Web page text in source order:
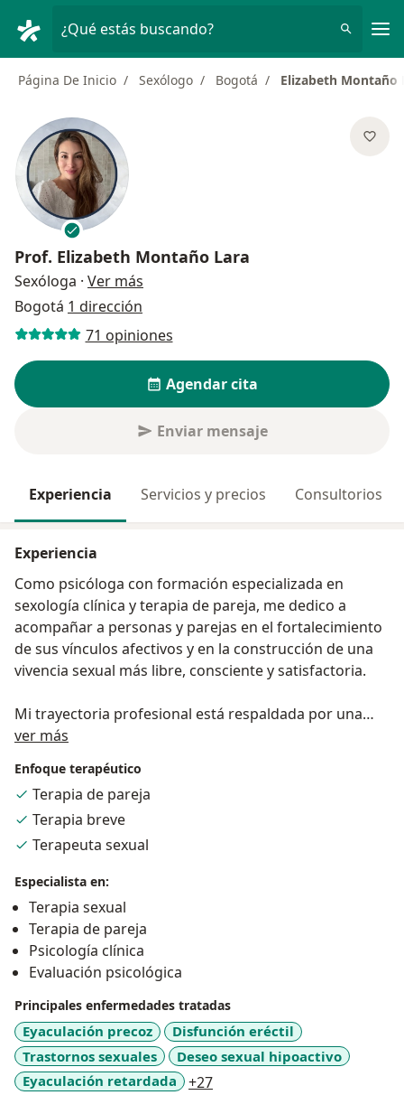
¿Qué estás buscando?
Página De Inicio Sexólogo Bogotá Elizabeth Montaño
Prof. Elizabeth Montaño Lara
Sexóloga · Ver más
Bogotá 1 dirección
71 opiniones
Agendar cita
Enviar mensaje
Experiencia Servicios y precios Consultorios
Experiencia
Como psicóloga con formación especializada en
sexología clínica y terapia de pareja, me dedico a
acompañar a personas y parejas en el fortalecimiento
de sus vínculos afectivos y en la construcción de una
vivencia sexual más libre, consciente y satisfactoria.
Mi trayectoria profesional está respaldada por una
sólida formación académica, que incluye un título en
maestría en Sexología Clínica y Terapia de Pareja. Esta
preparación, junto con mi experiencia en el
acompañamiento terapéutico, me ha permitido
desarrollar una comprensión profunda de las
atraviesan la vida de quienes me consultan.
Trabajo desde un enfoque empático, cercano y
respetuoso, ofreciendo herramientas terapéuticas
que facilitan el autoconocimiento, la comunicación y el
bienestar emocional y sexual.
ver más
Enfoque terapéutico
Terapia de pareja
Terapia breve
Terapeuta sexual
Especialista en:
Terapia sexual
Terapia de pareja
Psicología clínica
Evaluación psicológica
Principales enfermedades tratadas
Eyaculación precoz
Disfunción eréctil
Trastornos sexuales
Deseo sexual hipoactivo
Eyaculación retardada
+27a11y_sr_more_diseases